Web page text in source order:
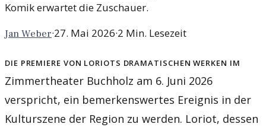
Komik erwartet die Zuschauer.
Jan Weber·27. Mai 2026·2 Min. Lesezeit
Die Premiere von Loriots dramatischen Werken im
Zimmertheater Buchholz am 6. Juni 2026
verspricht, ein bemerkenswertes Ereignis in der
Kulturszene der Region zu werden. Loriot, dessen